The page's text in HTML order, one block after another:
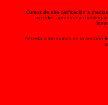
Cursos de alta calificación a
acceder, aprender y
Acceda a los cursos en la sección